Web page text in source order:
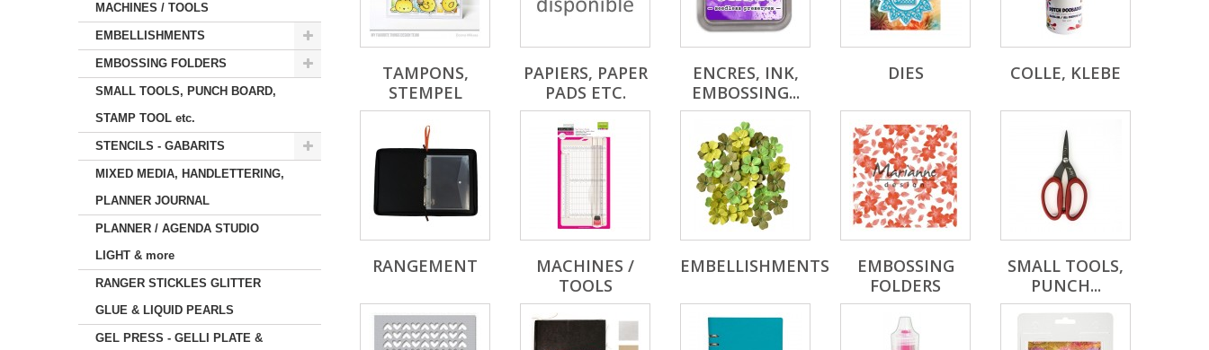
MACHINES / TOOLS
EMBELLISHMENTS
EMBOSSING FOLDERS
SMALL TOOLS, PUNCH BOARD,
STAMP TOOL etc.
STENCILS - GABARITS
MIXED MEDIA, HANDLETTERING,
PLANNER JOURNAL
PLANNER / AGENDA STUDIO
LIGHT & more
RANGER STICKLES GLITTER
GLUE & LIQUID PEARLS
GEL PRESS - GELLI PLATE &
TAMPONS,
STEMPEL
PAPIERS, PAPER
PADS ETC.
ENCRES, INK,
EMBOSSING...
DIES COLLE, KLEBE
RANGEMENT
MACHINES /
TOOLS
EMBELLISHMENTS
EMBOSSING
FOLDERS
SMALL TOOLS,
PUNCH...